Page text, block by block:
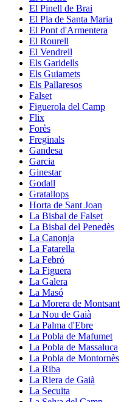
El Pinell de Brai
El Pla de Santa Maria
El Pont d'Armentera
El Rourell
El Vendrell
Els Garidells
Els Guiamets
Els Pallaresos
Falset
Figuerola del Camp
Flix
Forès
Freginals
Gandesa
Garcia
Ginestar
Godall
Gratallops
Horta de Sant Joan
La Bisbal de Falset
La Bisbal del Penedès
La Canonja
La Fatarella
La Febró
La Figuera
La Galera
La Masó
La Morera de Montsant
La Nou de Gaià
La Palma d'Ebre
La Pobla de Mafumet
La Pobla de Massaluca
La Pobla de Montornès
La Riba
La Riera de Gaià
La Secuita